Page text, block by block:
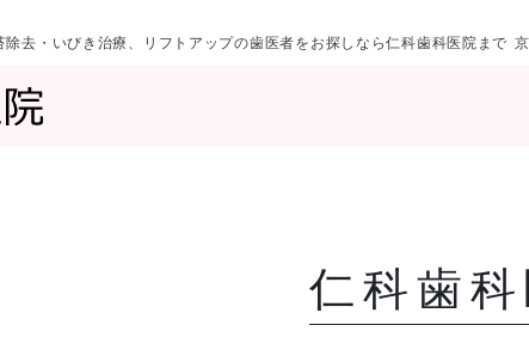
去・いびき治療、リフトアップの歯医者をお探しなら仁科歯科医院まで
仁科歯